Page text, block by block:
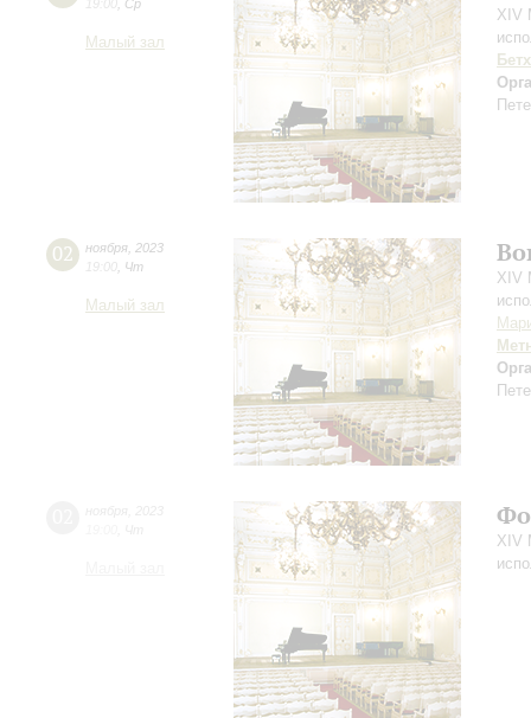
19:00 Ср
Малый зал
XIV
02 ноября 2023
19:00 Чт
Малый зал
XIV
XIV